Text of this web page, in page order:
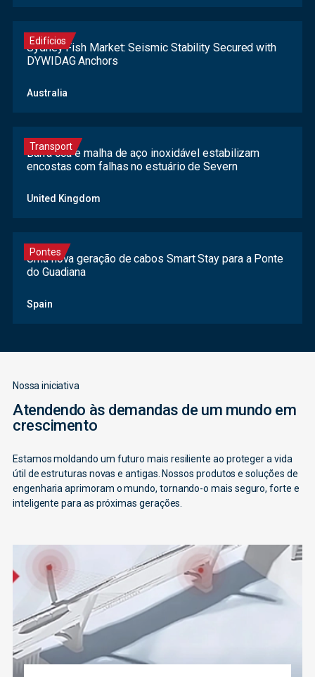
Edifícios
Sydney Fish Market: Seismic Stability Secured with
DYWIDAG Anchors
Australia
Transport
Barra oca e malha de aço inoxidável estabilizam
encostas com falhas no estuário de Severn
United Kingdom
Pontes
Uma nova geração de cabos Smart Stay para a Ponte
do Guadiana
Spain
Nossa iniciativa
Atendendo às demandas de um mundo em
crescimento
Estamos moldando um futuro mais resiliente ao proteger a vida
útil de estruturas novas e antigas. Nossos produtos e soluções de
engenharia aprimoram o mundo, tornando-o mais seguro, forte e
inteligente para as próximas gerações.